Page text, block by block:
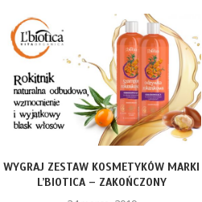
WYGRAJ ZESTAW KOSMETYKÓW MARKI
L’BIOTICA – ZAKOŃCZONY